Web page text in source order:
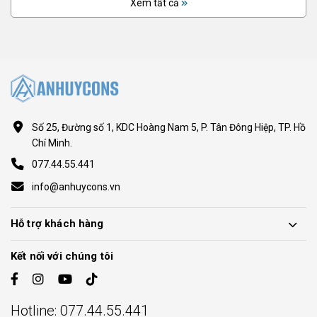
Đã mua sản phẩm
sp chất lượng
An Khánh THẠCH CAO
Đã mua sản phẩm
giá thành ok, vận chuyển nhanh
Nguyễn Lan Anh
hàng chhaats lượng nhé shop
«
1
Xem tất cả
Số 25, Đường số 1, KDC Hoàng Nam 5, P. Tân Đông Hiệp, TP. Hồ
Chí Minh.
077.44.55.441
info@anhuycons.vn
Hỗ trợ khách hàng
Kết nối với chúng tôi
Hotline: 077.44.55.441